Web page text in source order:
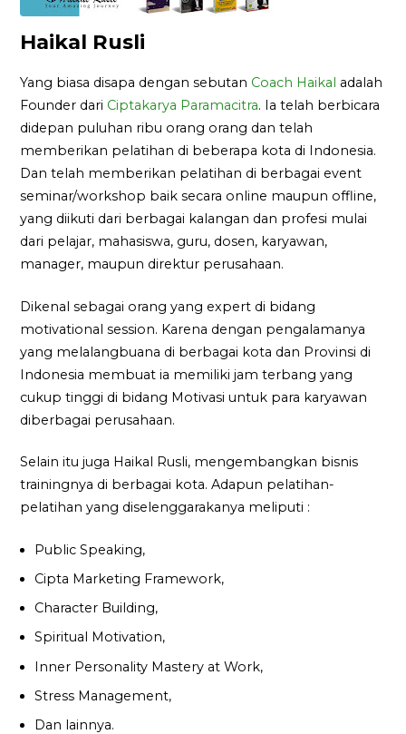
Haikal Rusli
Yang biasa disapa dengan sebutan Coach Haikal adalah
Founder dari Ciptakarya Paramacitra. Ia telah berbicara
didepan puluhan ribu orang orang dan telah
memberikan pelatihan di beberapa kota di Indonesia.
Dan telah memberikan pelatihan di berbagai event
seminar/workshop baik secara online maupun offline,
yang diikuti dari berbagai kalangan dan profesi mulai
dari pelajar, mahasiswa, guru, dosen, karyawan,
manager, maupun direktur perusahaan.
Dikenal sebagai orang yang expert di bidang
motivational session. Karena dengan pengalamanya
yang melalangbuana di berbagai kota dan Provinsi di
Indonesia membuat ia memiliki jam terbang yang
cukup tinggi di bidang Motivasi untuk para karyawan
diberbagai perusahaan.
Selain itu juga Haikal Rusli, mengembangkan bisnis
trainingnya di berbagai kota. Adapun pelatihan-
pelatihan yang diselenggarakanya meliputi :
Public Speaking,
Cipta Marketing Framework,
Character Building,
Spiritual Motivation,
Inner Personality Mastery at Work,
Stress Management,
Dan lainnya.